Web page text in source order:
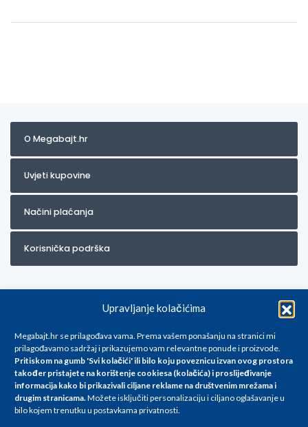
Upravljanje kolačićima
Megabajt.hr se prilagođava vama. Prema vašem ponašanju na stranici mi
prilagođavamo sadržaj i prikazujemo vam relevantne ponude i proizvode.
Pritiskom na gumb 'Svi kolačići' ili bilo koju poveznicu izvan ovog prostora
također pristajete na korištenje cookiesa (kolačića) i proslijeđivanje
informacija kako bi prikazivali ciljane reklame na društvenim mrežama i
drugim stranicama.Možete isključiti personalizaciju i ciljano oglašavanje u
bilo kojem trenutku u postavkama privatnosti.
O Megabajt.hr
Uvjeti kupovine
Načini plaćanja
Korisnička podrška
Za artikle kojih trenutno nema u ponudi obratite nam se na
info@megabajt.hr. Sve cijene su informativnog karaktera i podložne su
promjenama, a
iskazane su za avansno plaćanje(gotovina) u Eurima i uključuju PDV. Sve